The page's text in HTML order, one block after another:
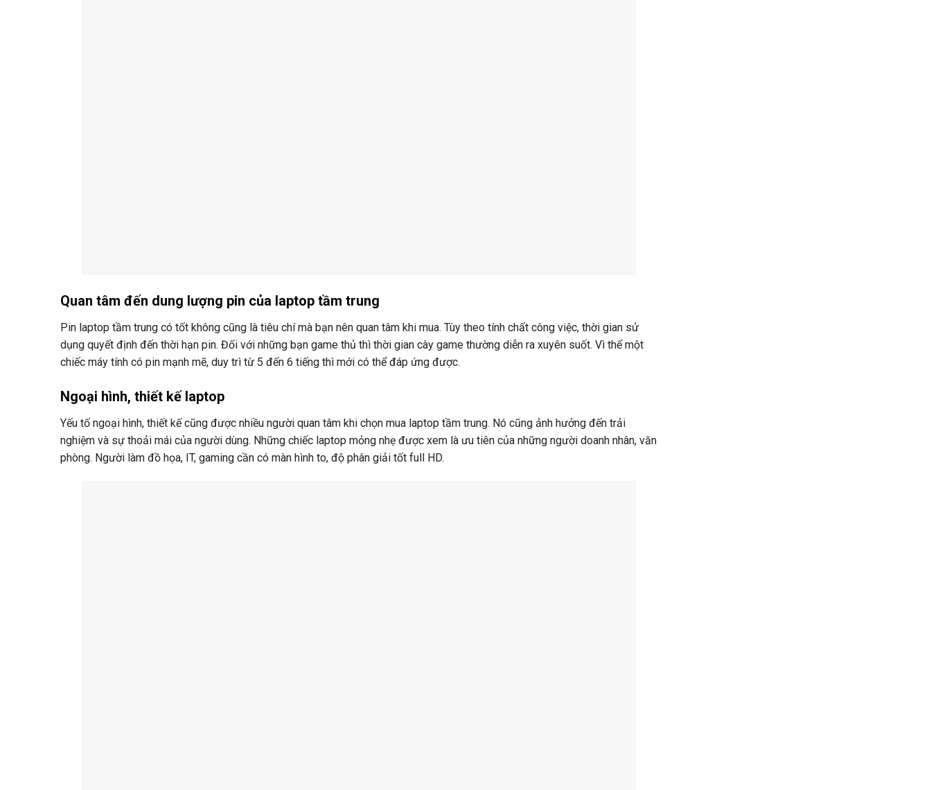
Quan tâm đến dung lượng pin của laptop tầm trung
Pin laptop tầm trung có tốt không cũng là tiêu chí mà bạn nên quan tâm khi mua. Tùy theo tính chất công việc, thời gian sử
dụng quyết định đến thời hạn pin. Đối với những bạn game thủ thì thời gian cày game thường diễn ra xuyên suốt. Vì thế một
chiếc máy tính có pin mạnh mẽ, duy trì từ 5 đến 6 tiếng thì mới có thể đáp ứng được.
Ngoại hình, thiết kế laptop
Yếu tố ngoại hình, thiết kế cũng được nhiều người quan tâm khi chọn mua laptop tầm trung. Nó cũng ảnh hưởng đến trải
nghiệm và sự thoải mái của người dùng. Những chiếc laptop mỏng nhẹ được xem là ưu tiên của những người doanh nhân, văn
phòng. Người làm đồ họa, IT, gaming cần có màn hình to, độ phân giải tốt full HD.